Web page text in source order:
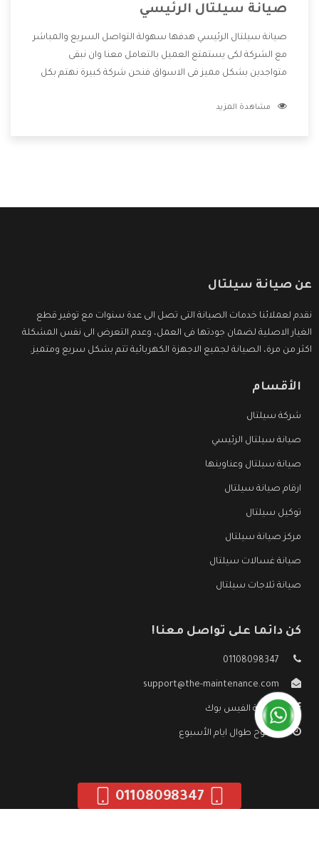
صيانة سيلتال الرئيسي
صيانة سيلتال الرئيسي هدفها سهولة التواصل السريع والمباشر
مع الشركة لكى يستمتع العميل بالتعامل معنا وان نبقى
متواجدين بشكل مميز فى الاسواق فنحن شركة كبيرة نهتم بكل
الشركة بها والتى تكون منها خدمة الصيانة التى تكون من أهم
مشاهدة المزيد
عن صيانة سيلتال
نقدم لعملائنا خدمات الصيانة التى تصل الى عدة سنوات مع توفير قطع
الغيار الاصلية لضمان جودتها فى العمل، وعدم التعرض الى نفس المشكلة
اكثر من مرة، الصيانة لجميع الاجهزة الكهربائية تتم بشكل سريع ومتميز.
الأقسام
شركة سيلتال
صيانة سيلتال الرئيسي
صيانة سيلتال وعناوينها
ارقام صيانة سيلتال
توكيل سيلتال
مركز صيانة سيلتال
صيانة غسالات سيلتال
صيانة ثلاجات سيلتال
كن دائما على تواصل معنا!
01108098347
support@the-maintenance.com
صفحة الفيس بوك
مفتوح طوال ايام الأسبوع
01108098347